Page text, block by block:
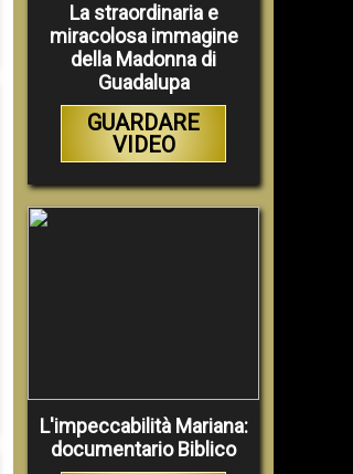
La straordinaria e
miracolosa immagine
della Madonna di
Guadalupa
GUARDARE
VIDEO
L'impeccabilità Mariana:
documentario Biblico